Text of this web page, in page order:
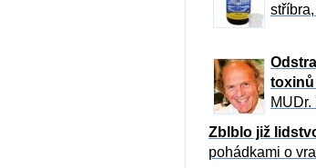
toxinů
Zblblo již
pohádkami o